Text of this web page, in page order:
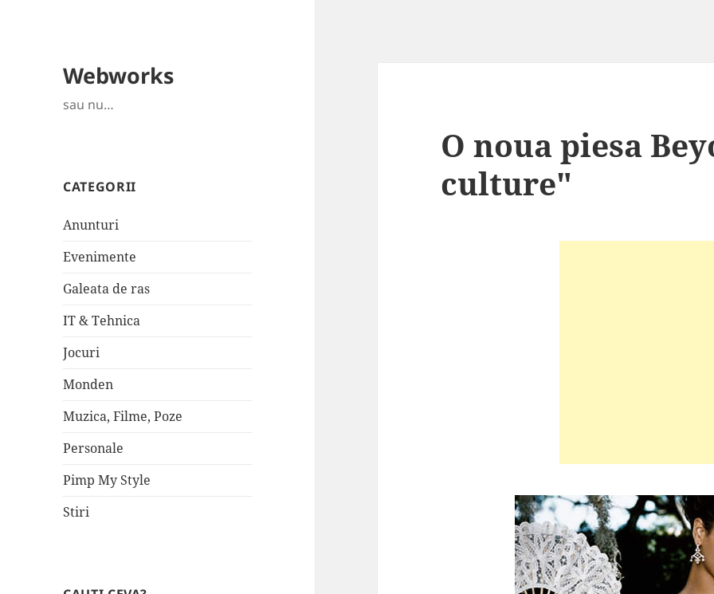
Webworks
sau nu…
CATEGORII
Anunturi
Evenimente
Galeata de ras
IT & Tehnica
Jocuri
Monden
Muzica, Filme, Poze
Personale
Pimp My Style
Stiri
O noua piesa
culture"